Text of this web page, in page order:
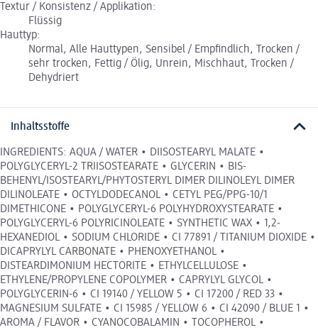
Textur / Konsistenz / Applikation:
Flüssig
Hauttyp:
Normal, Alle Hauttypen, Sensibel / Empfindlich, Trocken /
sehr trocken, Fettig / Ölig, Unrein, Mischhaut, Trocken /
Dehydriert
Inhaltsstoffe
INGREDIENTS: AQUA / WATER • DIISOSTEARYL MALATE •
POLYGLYCERYL-2 TRIISOSTEARATE • GLYCERIN • BIS-
BEHENYL/ISOSTEARYL/PHYTOSTERYL DIMER DILINOLEYL DIMER
DILINOLEATE • OCTYLDODECANOL • CETYL PEG/PPG-10/1
DIMETHICONE • POLYGLYCERYL-6 POLYHYDROXYSTEARATE •
POLYGLYCERYL-6 POLYRICINOLEATE • SYNTHETIC WAX • 1,2-
HEXANEDIOL • SODIUM CHLORIDE • CI 77891 / TITANIUM DIOXIDE •
DICAPRYLYL CARBONATE • PHENOXYETHANOL •
DISTEARDIMONIUM HECTORITE • ETHYLCELLULOSE •
ETHYLENE/PROPYLENE COPOLYMER • CAPRYLYL GLYCOL •
POLYGLYCERIN-6 • CI 19140 / YELLOW 5 • CI 17200 / RED 33 •
MAGNESIUM SULFATE • CI 15985 / YELLOW 6 • CI 42090 / BLUE 1 •
AROMA / FLAVOR • CYANOCOBALAMIN • TOCOPHEROL •